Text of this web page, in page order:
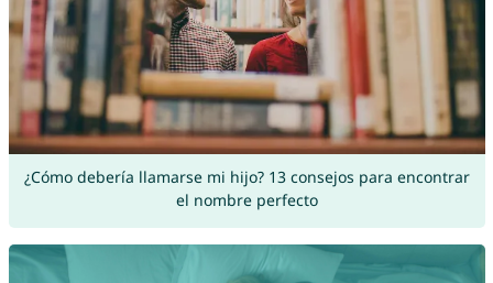
¿Cómo debería llamarse mi hijo? 13 consejos para encontrar
el nombre perfecto